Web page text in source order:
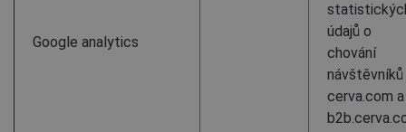
Google analytics
údajů o
chování
návštěvníků
cerva.com a